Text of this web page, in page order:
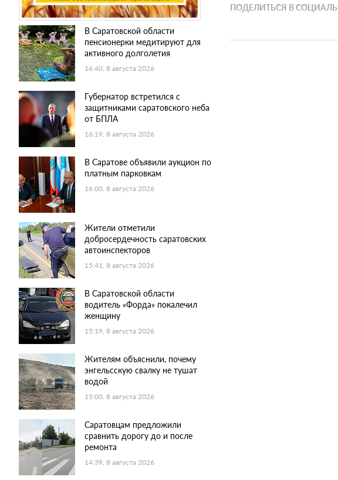
В Саратовской области
пенсионерки медитируют для
активного долголетия
16:40, 8 августа 2026
Губернатор встретился с
защитниками саратовского неба
от БПЛА
16:19, 8 августа 2026
В Саратове объявили аукцион по
платным парковкам
16:00, 8 августа 2026
Жители отметили
добросердечность саратовских
автоинспекторов
15:41, 8 августа 2026
В Саратовской области
водитель «Форда» покалечил
женщину
15:19, 8 августа 2026
Жителям объяснили, почему
энгельсскую свалку не тушат
водой
15:00, 8 августа 2026
Саратовцам предложили
сравнить дорогу до и после
ремонта
14:39, 8 августа 2026
ПОДЕЛИТЬСЯ В